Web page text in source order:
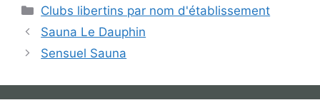
Catégories
Clubs libertins par nom d'établissement
Sauna Le Dauphin
Sensuel Sauna